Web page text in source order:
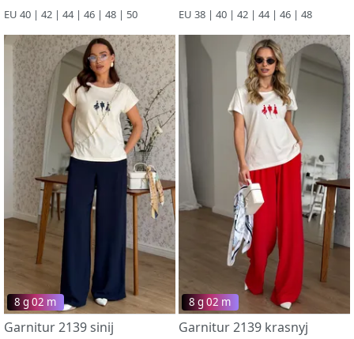
EU 40 | 42 | 44 | 46 | 48 | 50 EU 38 | 40 | 42 | 44 | 46 | 48
8 g 02 m
Garnitur 2139 sinij
8 g 02 m
Garnitur 2139 krasnyj